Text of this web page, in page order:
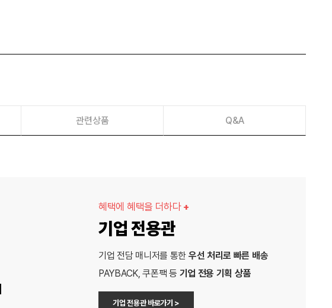
관련상품 Q&A
혜택에 혜택을 더하다 +
기업 전용관
기업 전담 매니저를 통한 우선 처리로 빠른 배송
PAYBACK, 쿠폰팩 등 기업 전용 기획 상품
기업 전용관 바로가기 >